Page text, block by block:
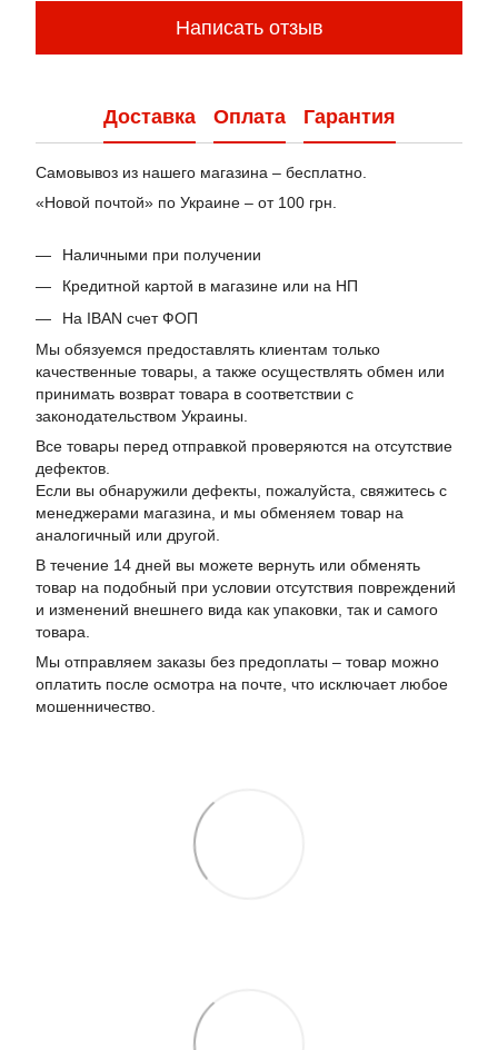
Написать отзыв
Доставка Оплата Гарантия
Самовывоз из нашего магазина – бесплатно.
«Новой почтой» по Украине – от 100 грн.
Наличными при получении
Кредитной картой в магазине или на НП
На IBAN счет ФОП
Мы обязуемся предоставлять клиентам только
качественные товары, а также осуществлять обмен или
принимать возврат товара в соответствии с
законодательством Украины.
Все товары перед отправкой проверяются на отсутствие
дефектов.
Если вы обнаружили дефекты, пожалуйста, свяжитесь с
менеджерами магазина, и мы обменяем товар на
аналогичный или другой.
В течение 14 дней вы можете вернуть или обменять
товар на подобный при условии отсутствия повреждений
и изменений внешнего вида как упаковки, так и самого
товара.
Мы отправляем заказы без предоплаты – товар можно
оплатить после осмотра на почте, что исключает любое
мошенничество.